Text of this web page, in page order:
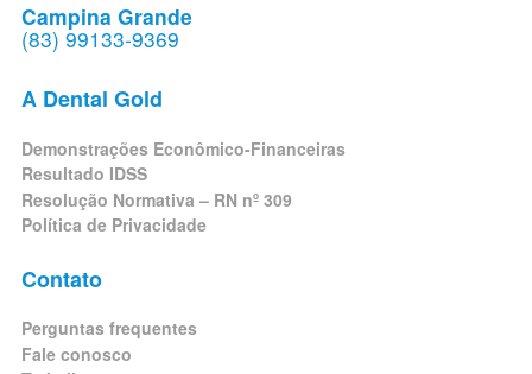
Campina Grande
(83) 99133-9369
A Dental Gold
Demonstrações Econômico-Financeiras
Resultado IDSS
Resolução Normativa – RN nº 309
Política de Privacidade
Contato
Perguntas frequentes
Fale conosco